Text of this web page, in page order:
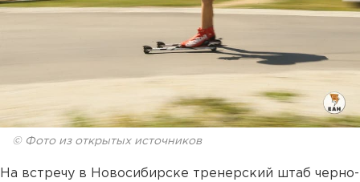
© Фото из открытых источников
На встречу в Новосибирске тренерский штаб черно-